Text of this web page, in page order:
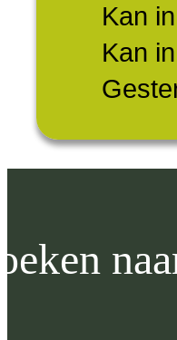
Kan
Kan